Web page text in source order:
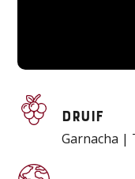
Druif
Garnacha |